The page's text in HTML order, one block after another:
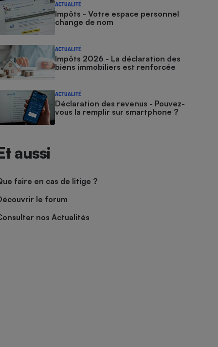
ACTUALITÉ
Impôts - Votre espace personnel
change de nom
ACTUALITÉ
Impôts 2026 - La déclaration des
biens immobiliers est renforcée
ACTUALITÉ
Déclaration des revenus - Pouvez-
vous la remplir sur smartphone ?
aussi
faire en cas de litige ?
le forum
nos Actualités